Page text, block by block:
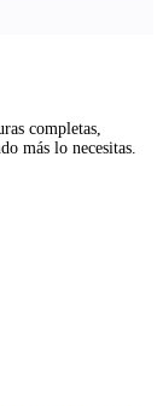
completas,
más lo necesitas.